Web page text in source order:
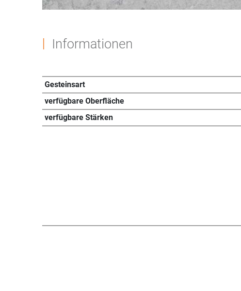
Informationen
Gesteinsart
verfügbare Oberfläche
verfügbare Stärken